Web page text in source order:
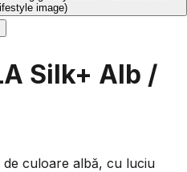
Silk+ Alb /
de culoare albă, cu luciu